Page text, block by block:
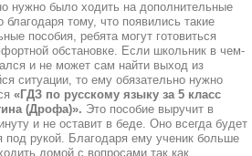
нужно было ходить на дополнительные
благодаря тому, что появились такие
пособия, ребята могут готовиться
обстановке. Если школьник в чем-
и не может сам найти выход из
ситуации, то ему обязательно нужно
«ГДЗ по русскому языку за 5 класс
(Дрофа)». Это пособие выручит в
и не оставит в беде. Оно всегда будет
под рукой. Благодаря ему ученик больше
домой с вопросами так как